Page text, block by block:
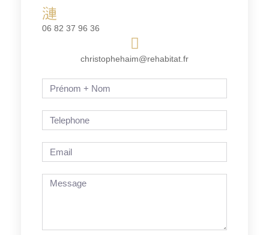
06 82 37 96 36
christophehaim@rehabitat.fr